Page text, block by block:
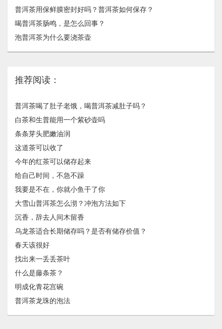
普洱茶用保鲜膜密封好吗？普洱茶如何保存？
喝普洱茶肠鸣，是怎么回事？
泡普洱茶为什么要浇茶壶
推荐阅读：
普洱茶喝了肚子老饿，喝普洱茶减肚子吗？
白茶和生普能用一个紫砂壶吗
条条芽头肥嫩油润
这道茶可以收了
今年的红茶可以储存起来
给自己时间，不急不躁
我要是不在，你就小鱼干了你
大雪山普洱茶怎么沏？冲泡方法如下
沉香，辞去人间木留香
乌龙茶适合长期储存吗？是否有储存价值？
春天该很好
找出来一丢丢茶叶
什么是藤条茶？
明成化青花宫碗
普洱茶龙珠的泡法